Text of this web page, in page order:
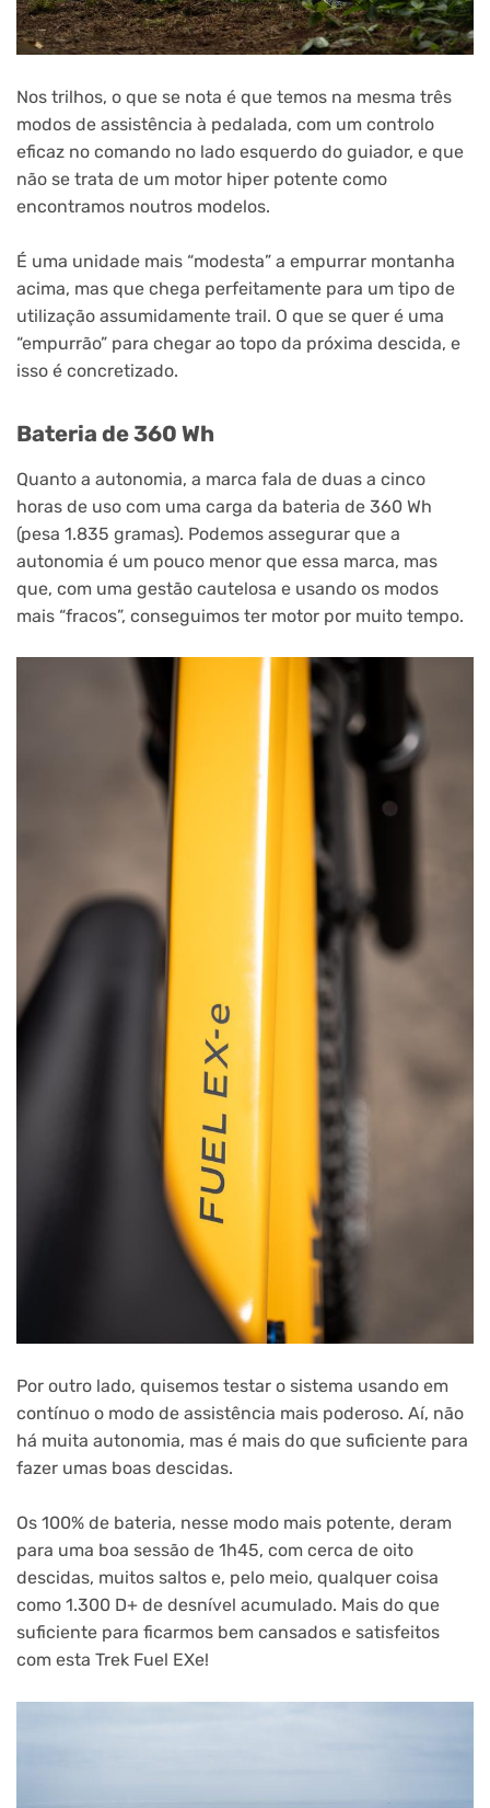
Nos trilhos, o que se nota é que temos na mesma três
modos de assistência à pedalada, com um controlo
eficaz no comando no lado esquerdo do guiador, e que
não se trata de um motor hiper potente como
encontramos noutros modelos.
É uma unidade mais “modesta” a empurrar montanha
acima, mas que chega perfeitamente para um tipo de
utilização assumidamente trail. O que se quer é uma
“empurrão” para chegar ao topo da próxima descida, e
isso é concretizado.
Bateria de 360 Wh
Quanto a autonomia, a marca fala de duas a cinco
horas de uso com uma carga da bateria de 360 Wh
(pesa 1.835 gramas). Podemos assegurar que a
autonomia é um pouco menor que essa marca, mas
que, com uma gestão cautelosa e usando os modos
mais “fracos”, conseguimos ter motor por muito tempo.
Por outro lado, quisemos testar o sistema usando em
contínuo o modo de assistência mais poderoso. Aí, não
há muita autonomia, mas é mais do que suficiente para
fazer umas boas descidas.
Os 100% de bateria, nesse modo mais potente, deram
para uma boa sessão de 1h45, com cerca de oito
descidas, muitos saltos e, pelo meio, qualquer coisa
como 1.300 D+ de desnível acumulado. Mais do que
suficiente para ficarmos bem cansados e satisfeitos
com esta Trek Fuel EXe!